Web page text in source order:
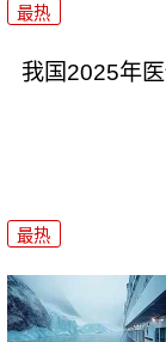
最热
我国2025年
最热